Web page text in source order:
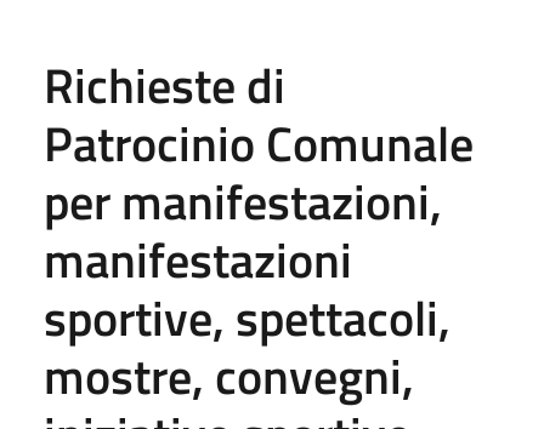
Richieste di
Patrocinio Comunale
per manifestazioni,
manifestazioni
sportive, spettacoli,
mostre, convegni,